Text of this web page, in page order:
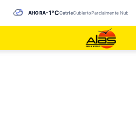
AHORA-1°CCatrielCubiertoParcialmente Nublado